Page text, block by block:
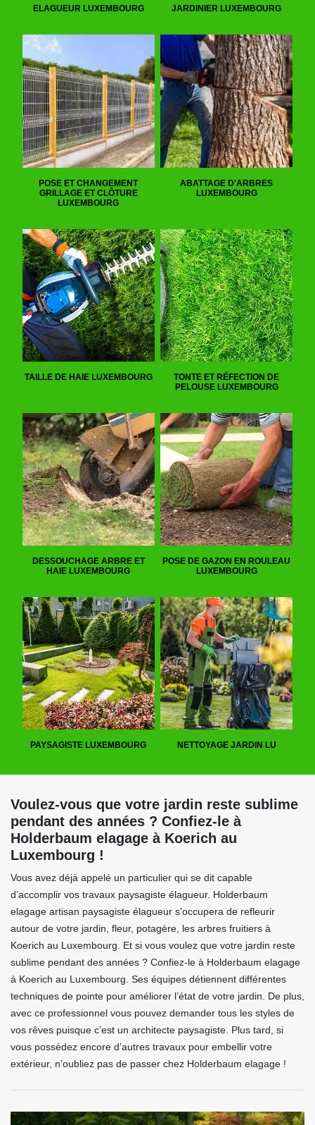
ELAGUEUR LUXEMBOURG JARDINIER LUXEMBOURG
POSE ET CHANGEMENT
GRILLAGE ET CLÔTURE
LUXEMBOURG
ABATTAGE D'ARBRES
LUXEMBOURG
TAILLE DE HAIE LUXEMBOURG
TONTE ET RÉFECTION DE
PELOUSE LUXEMBOURG
DESSOUCHAGE ARBRE ET
HAIE LUXEMBOURG
POSE DE GAZON EN ROULEAU
LUXEMBOURG
PAYSAGISTE LUXEMBOURG NETTOYAGE JARDIN LU
Voulez-vous que votre jardin reste sublime
pendant des années ? Confiez-le à
Holderbaum elagage à Koerich au
Luxembourg !
Vous avez déjà appelé un particulier qui se dit capable
d’accomplir vos travaux paysagiste élagueur. Holderbaum
elagage artisan paysagiste élagueur s’occupera de refleurir
autour de votre jardin, fleur, potagère, les arbres fruitiers à
Koerich au Luxembourg. Et si vous voulez que votre jardin reste
sublime pendant des années ? Confiez-le à Holderbaum elagage
à Koerich au Luxembourg. Ses équipes détiennent différentes
techniques de pointe pour améliorer l’état de votre jardin. De plus,
avec ce professionnel vous pouvez demander tous les styles de
vos rêves puisque c’est un architecte paysagiste. Plus tard, si
vous possédez encore d’autres travaux pour embellir votre
extérieur, n’oubliez pas de passer chez Holderbaum elagage !